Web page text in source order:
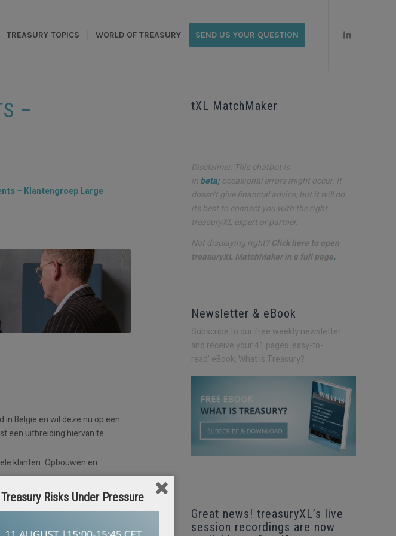
TREASURY TOPICS WORLD OF TREASURY SEND US YOUR QUESTION
–
– Klantengroep Large
België en wil deze nu op een
een uitbreiding hiervan te
klanten. Opbouwen en
zorgen voor een sterke lokale
overleg en strategie.
tXL MatchMaker
Disclaimer: This chatbot is
inbeta;occasional errors might occur. It
doesn’t give financial advice, but it will do
its best to connect you with the right
treasuryXL expert or partner.
Not displaying right?Click here to open
treasuryXL MatchMaker in a full page.
Newsletter & eBook
Subscribe to our free weekly newsletter
and receive your 41 pages ‘easy-to-
read’ eBook, What is Treasury?
Great news! treasuryXL’s live
session recordings are now
Risks Under Pressure